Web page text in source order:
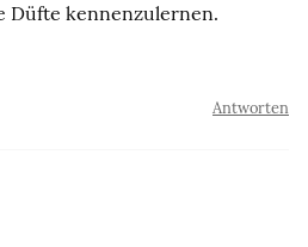
Düfte kennenzulernen.
Antworten